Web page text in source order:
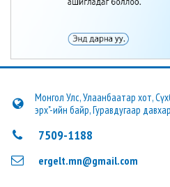
Монгол Улс, Улаанбаатар хот,
эрх"-ийн байр, Гуравдугаар
7509-1188
ergelt.mn@gmail.com